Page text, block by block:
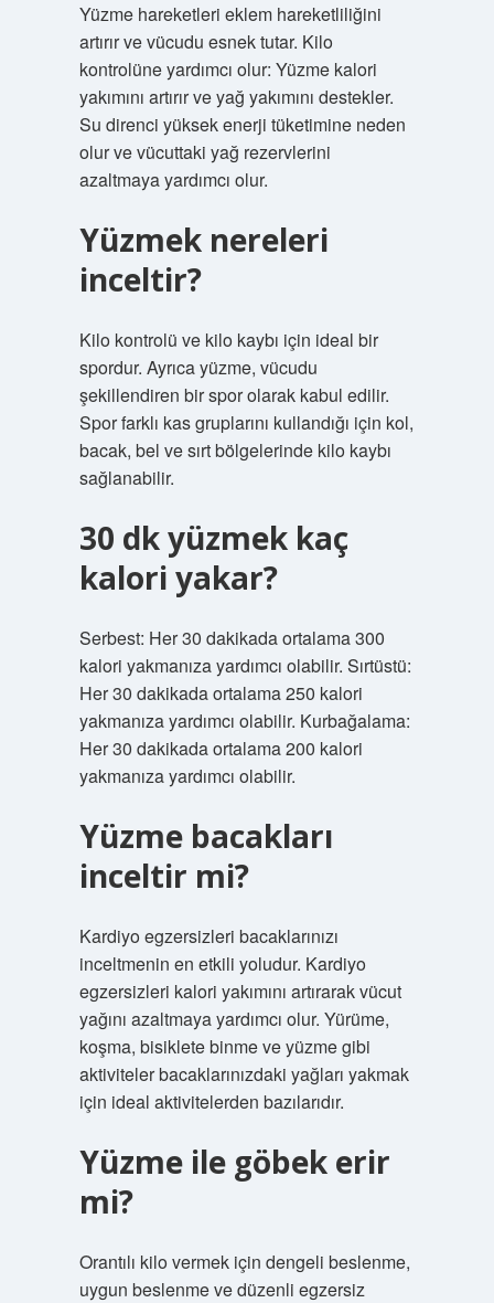
Yüzme hareketleri eklem hareketliliğini
artırır ve vücudu esnek tutar. Kilo
kontrolüne yardımcı olur: Yüzme kalori
yakımını artırır ve yağ yakımını destekler.
Su direnci yüksek enerji tüketimine neden
olur ve vücuttaki yağ rezervlerini
azaltmaya yardımcı olur.
Yüzmek nereleri
inceltir?
Kilo kontrolü ve kilo kaybı için ideal bir
spordur. Ayrıca yüzme, vücudu
şekillendiren bir spor olarak kabul edilir.
Spor farklı kas gruplarını kullandığı için kol,
bacak, bel ve sırt bölgelerinde kilo kaybı
sağlanabilir.
30 dk yüzmek kaç
kalori yakar?
Serbest: Her 30 dakikada ortalama 300
kalori yakmanıza yardımcı olabilir. Sırtüstü:
Her 30 dakikada ortalama 250 kalori
yakmanıza yardımcı olabilir. Kurbağalama:
Her 30 dakikada ortalama 200 kalori
yakmanıza yardımcı olabilir.
Yüzme bacakları
inceltir mi?
Kardiyo egzersizleri bacaklarınızı
inceltmenin en etkili yoludur. Kardiyo
egzersizleri kalori yakımını artırarak vücut
yağını azaltmaya yardımcı olur. Yürüme,
koşma, bisiklete binme ve yüzme gibi
aktiviteler bacaklarınızdaki yağları yakmak
için ideal aktivitelerden bazılarıdır.
Yüzme ile göbek erir
mi?
Orantılı kilo vermek için dengeli beslenme,
uygun beslenme ve düzenli egzersiz